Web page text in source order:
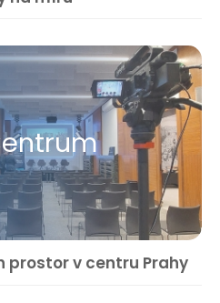
prostor v centru Prahy